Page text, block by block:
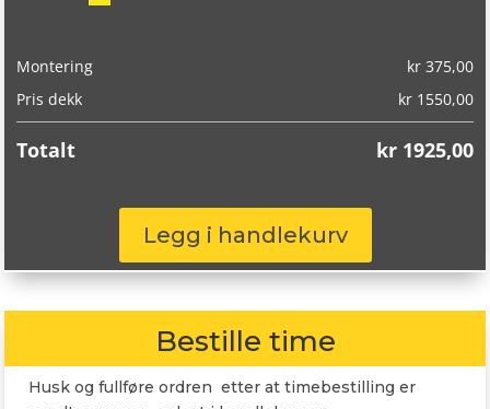
Montering kr375,00
Pris dekk
kr1550,00
Totalt kr1925,00
EcoContact
5
103H
antall
Legg i handlekurv
Bestille time
Husk og fullføre ordren etter at timebestilling er